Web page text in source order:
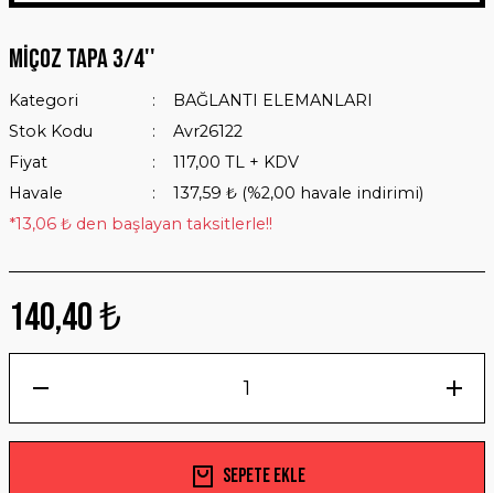
Miçoz Tapa 3/4''
Kategori
BAĞLANTI ELEMANLARI
Stok Kodu
Avr26122
Fiyat
117,00 TL + KDV
Havale
137,59 ₺ (%2,00 havale indirimi)
*13,06 ₺ den başlayan taksitlerle!!
140,40 ₺
Sepete Ekle